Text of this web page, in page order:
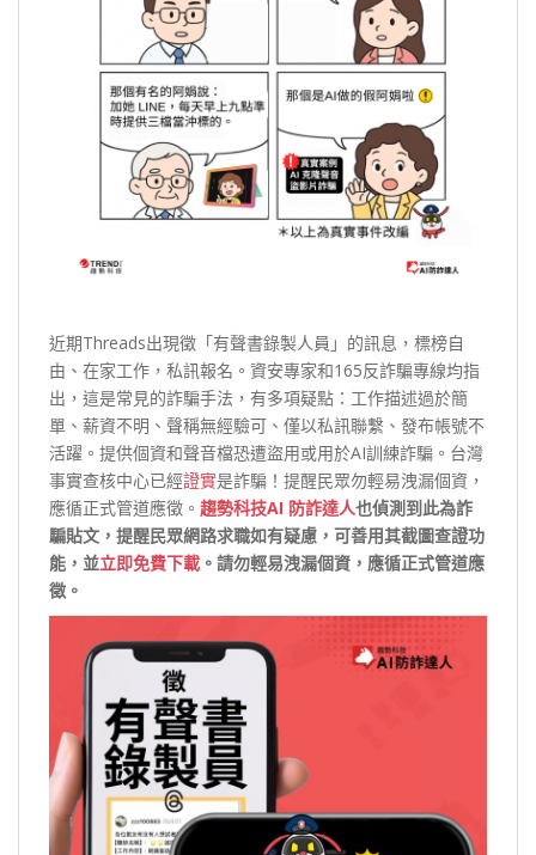
近期Threads出現徵「有聲書錄製人員」的訊息，標榜自
由、在家工作，私訊報名。資安專家和165反詐騙專線均指
出，這是常見的詐騙手法，有多項疑點：工作描述過於簡
單、薪資不明、聲稱無經驗可、僅以私訊聯繫、發布帳號不
活躍。提供個資和聲音檔恐遭盜用或用於AI訓練詐騙。台灣
事實查核中心已經證實是詐騙！提醒民眾勿輕易洩漏個資，
應循正式管道應徵。 趨勢科技AI 防詐達人也偵測到此為詐
騙貼文，提醒民眾網路求職如有疑慮，可善用其截圖查證功
能，並立即免費下載 。請勿輕易洩漏個資，應循正式管道應
徵。